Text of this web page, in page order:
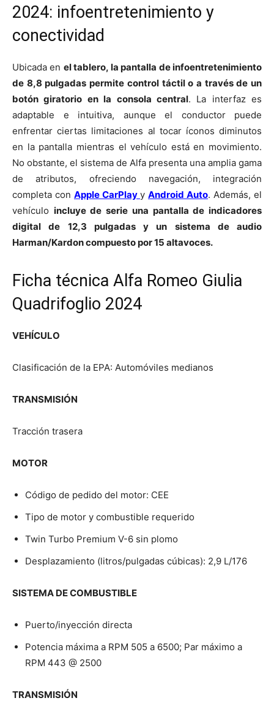
2024: infoentretenimiento y
conectividad
Ubicada en el tablero, la pantalla de infoentretenimiento
de 8,8 pulgadas permite control táctil o a través de un
botón giratorio en la consola central. La interfaz es
adaptable e intuitiva, aunque el conductor puede
enfrentar ciertas limitaciones al tocar íconos diminutos
en la pantalla mientras el vehículo está en movimiento.
No obstante, el sistema de Alfa presenta una amplia gama
de atributos, ofreciendo navegación, integración
completa con Apple CarPlay y Android Auto. Además, el
vehículo incluye de serie una pantalla de indicadores
digital de 12,3 pulgadas y un sistema de audio
Harman/Kardon compuesto por 15 altavoces.
Ficha técnica Alfa Romeo Giulia
Quadrifoglio 2024
VEHÍCULO
Clasificación de la EPA: Automóviles medianos
TRANSMISIÓN
Tracción trasera
MOTOR
Código de pedido del motor: CEE
Tipo de motor y combustible requerido
Twin Turbo Premium V-6 sin plomo
Desplazamiento (litros/pulgadas cúbicas): 2,9 L/176
SISTEMA DE COMBUSTIBLE
Puerto/inyección directa
Potencia máxima a RPM 505 a 6500; Par máximo a
RPM 443 @ 2500
TRANSMISIÓN